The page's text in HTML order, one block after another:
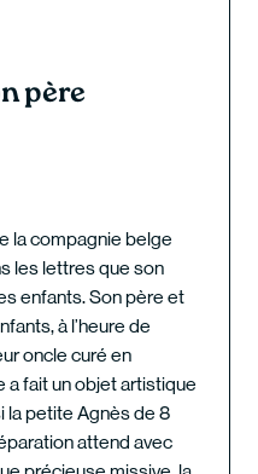
père
la compagnie belge
les lettres que son
enfants. Son père et
à l’heure de
oncle curé en
a fait un objet artistique
la petite Agnès de 8
attend avec